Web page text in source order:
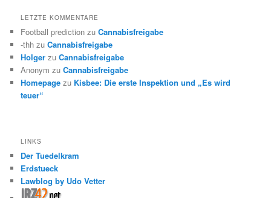
LETZTE KOMMENTARE
Football prediction zuCannabisfreigabe
-thh zuCannabisfreigabe
Holger zuCannabisfreigabe
Anonym zuCannabisfreigabe
Homepage zu Kisbee: Die erste Inspektion und „Es wird
teuer“
LINKS
Der Tuedelkram
Erdstueck
Lawblog by Udo Vetter